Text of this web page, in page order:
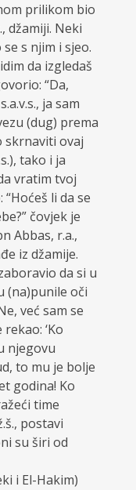
prilikom bio
džamiji. Neki
s njim i sjeo.
da izgledaš
“Da,
ja sam
(dug) prema
skrnaviti ovaj
tako i ja
vratim tvoj
“Hoćeš li da se
čovjek je
Abbas, r.a.,
iz džamije.
da si u
(na)punile oči
već sam se
‘Ko
njegovu
to mu je bolje
godina! Ko
time
postavi
su širi od
i El-Hakim)